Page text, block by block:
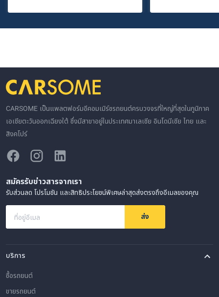
CARSOME เป็นแพลตฟอร์มอีคอมเมิร์ซรถยนต์ครบวงจรที่ใหญ่ที่สุดในภูมิภาค
เอเชียตะวันออกเฉียงใต้ ซึ่งมีสาขาอยู่ในประเทศมาเลเซีย อินโดนีเซีย ไทย และ
สิงคโปร์
สมัครรับข่าวสารจากเรา
รับส่วนลด โปรโมชัน และสิทธิประโยชน์พิเศษล่าสุดส่งตรงถึงอีเมลของคุณ
ที่อยู่อีเมล ส่ง
บริการ
ซื้อรถยนต์
ขายรถยนต์